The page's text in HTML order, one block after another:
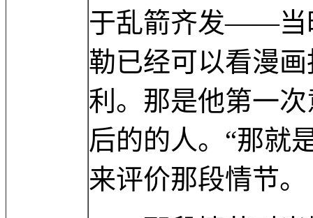
于乱箭齐发——当
勒已经可以看漫
利。那是他第一
后的的人。“那就
来评价那段情节。